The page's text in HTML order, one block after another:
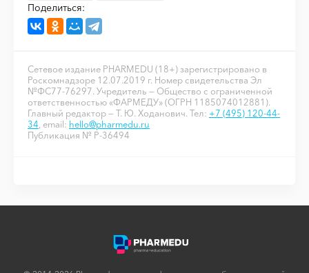
Поделиться:
Сетевое издание PHARMEDU (18+) зарегистрировано в
Роскомнадзоре 12.07.2019 г. Номер свидетельства Эл
№ФС77-76297. Учредитель — Общество с ограниченной
ответственностью «ФАРМЕДУ» (ОГРН 1185074012881).
Главный редактор — Т. Ю. Ходанович. Тел: +7 (495) 120-44-
34 , email: hello@pharmedu.ru
Публикация № P-36494